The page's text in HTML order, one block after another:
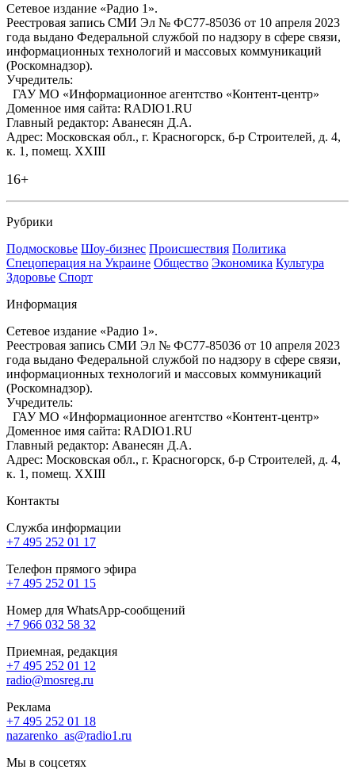
Сетевое издание «Радио 1».
Реестровая запись СМИ Эл № ФС77-85036 от 10 апреля 2023
года выдано Федеральной службой по надзору в сфере связи,
информационных технологий и массовых коммуникаций
(Роскомнадзор).
Учредитель:
ГАУ МО «Информационное агентство «Контент-центр»
Доменное имя сайта: RADIO1.RU
Главный редактор: Аванесян Д.А.
Адрес: Московская обл., г. Красногорск, б-р Строителей, д. 4,
к. 1, помещ. XXIII
16+
Рубрики
Подмосковье Шоу-бизнес Происшествия Политика
Спецоперация на Украине Общество Экономика Культура
Здоровье Спорт
Информация
Сетевое издание «Радио 1».
Реестровая запись СМИ Эл № ФС77-85036 от 10 апреля 2023
года выдано Федеральной службой по надзору в сфере связи,
информационных технологий и массовых коммуникаций
(Роскомнадзор).
Учредитель:
ГАУ МО «Информационное агентство «Контент-центр»
Доменное имя сайта: RADIO1.RU
Главный редактор: Аванесян Д.А.
Адрес: Московская обл., г. Красногорск, б-р Строителей, д. 4,
к. 1, помещ. XXIII
Контакты
Служба информации
+7 495 252 01 17
Телефон прямого эфира
+7 495 252 01 15
Номер для WhatsApp-сообщений
+7 966 032 58 32
Приемная, редакция
+7 495 252 01 12
radio@mosreg.ru
Реклама
+7 495 252 01 18
nazarenko_as@radio1.ru
Мы в соцсетях